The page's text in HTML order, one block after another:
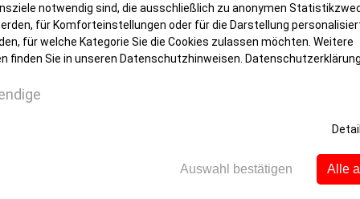
Musical zu sehen, backstage hinter die
unsere S-Clubber ihre Stars ruhig,
Show mit Stunts,
Express“ aus und ließen die
notwendig sind, die ausschließlich zu anonymen
für Komforteinstellungen oder für die Darstellung
für welche Kategorie Sie die Cookies zulassen möchten. Weitere
finden Sie in unseren Datenschutzhinweisen. Datenschutzerklärung
Auswahl bestätigen Alle